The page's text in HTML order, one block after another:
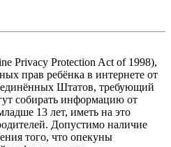
Privacy Protection Act of 1998),
прав ребёнка в интернете от
Штатов, требующий
собирать информацию от
13 лет, иметь на это
Допустимо наличие
того, что опекуны